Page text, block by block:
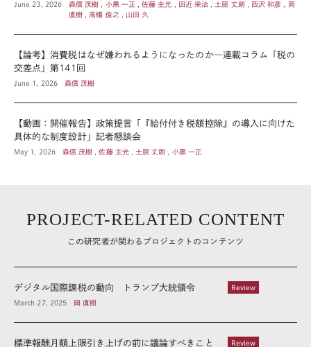
June 23, 2026
森信 茂樹 , 小黒 一正 , 佐藤 主光 , 田近 栄治 , 土居 丈朗 , 西沢 和彦 , 岡
直樹 , 高橋 俊之 , 山田 久
【論考】消費税はなぜ嫌われるようになったのか―連載コラム「税の
交差点」第141回
June 1, 2026 森信 茂樹
【動画：開催報告】政策提言「『給付付き税額控除』の導入に向けた
具体的な制度設計」記者懇談会
May 1, 2026 森信 茂樹 , 佐藤 主光 , 土居 丈朗 , 小黒 一正
PROJECT-RELATED CONTENT
この研究者が関わるプロジェクトのコンテンツ
Review
デジタル国際課税の動向 トランプ大統領令
March 27, 2025 岡 直樹
Review
標準報酬月額上限引き上げの前に議論すべきこと